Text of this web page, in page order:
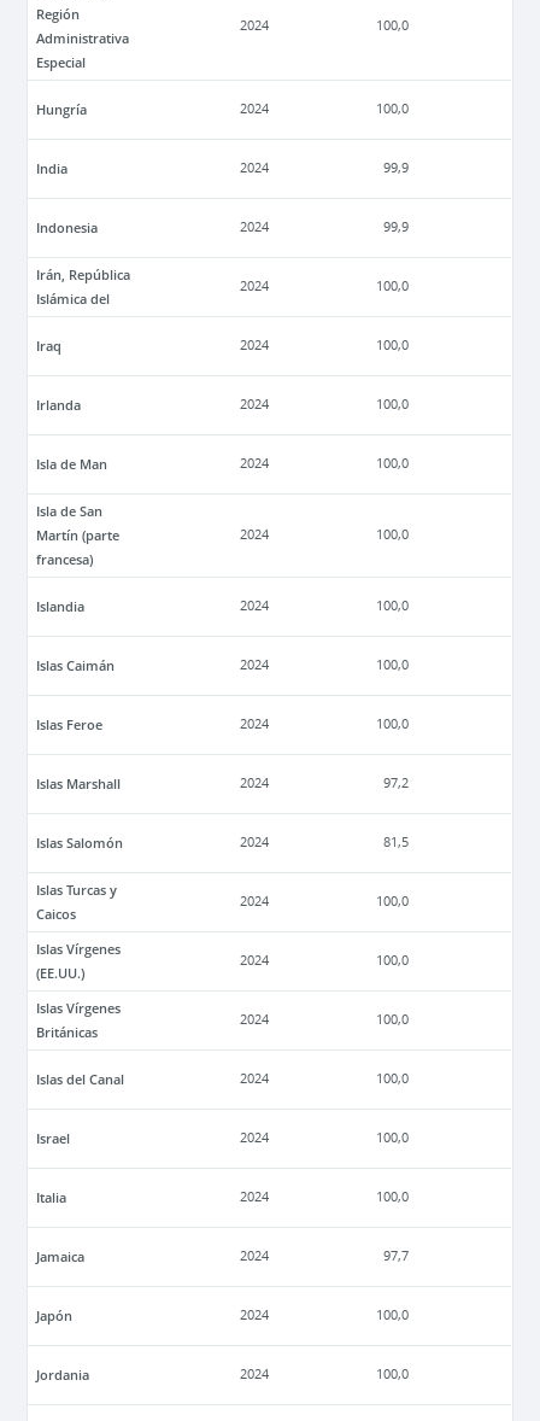
Región
Administrativa
Especial
2024 100,0
Hungría 2024 100,0
India 2024 99,9
Indonesia 2024 99,9
Irán, República
Islámica del
2024 100,0
Iraq 2024 100,0
Irlanda 2024 100,0
Isla de Man 2024 100,0
Isla de San
Martín (parte
francesa)
2024 100,0
Islandia 2024 100,0
Islas Caimán 2024 100,0
Islas Feroe 2024 100,0
Islas Marshall 2024 97,2
Islas Salomón 2024 81,5
Islas Turcas y
Caicos
2024 100,0
Islas Vírgenes
(EE.UU.)
2024 100,0
Islas Vírgenes
Británicas
2024 100,0
Islas del Canal 2024 100,0
Israel 2024 100,0
Italia 2024 100,0
Jamaica 2024 97,7
Japón 2024 100,0
Jordania 2024 100,0